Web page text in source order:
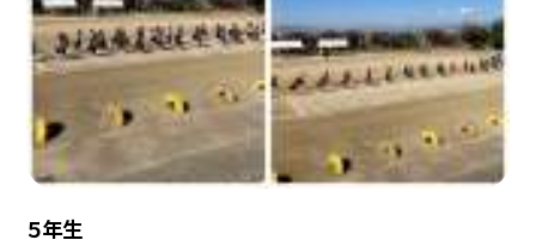
５年生